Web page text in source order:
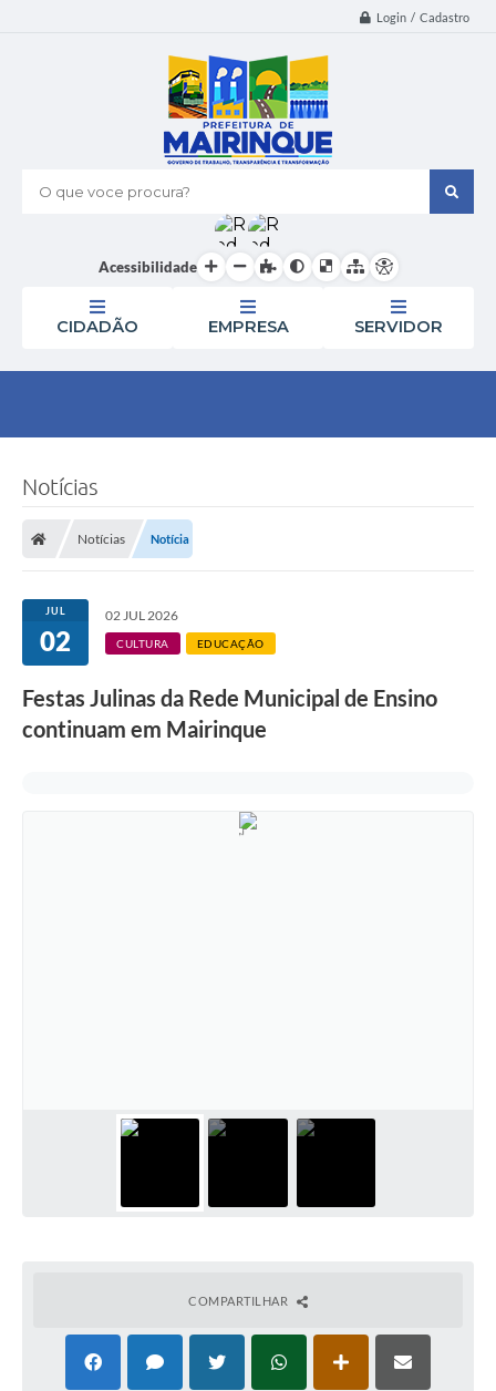
Login / Cadastro
O que voce procura?
Acessibilidade
CIDADÃO EMPRESA SERVIDOR
Notícias
Notícias Notícia
JUL
02
02 JUL 2026
CULTURA EDUCAÇÃO
Festas Julinas da Rede Municipal de Ensino
continuam em Mairinque
COMPARTILHAR